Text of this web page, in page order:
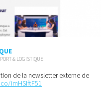
& LOGISTIQUE
de la newsletter externe de
imHSIftF51